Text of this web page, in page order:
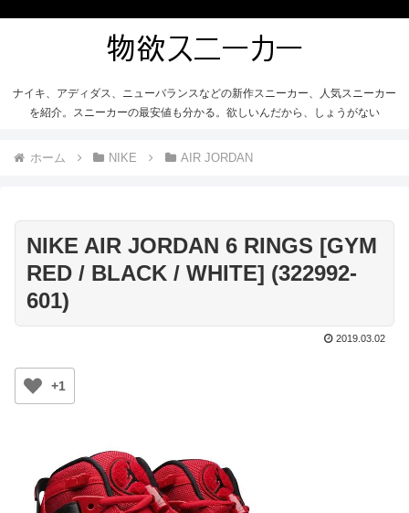
ナイキ、アディダス、ニューバランスなどの新作スニーカー、人気スニーカー
を紹介。スニーカーの最安値も分かる。欲しいんだから、しょうがない
ホーム NIKE AIR JORDAN
NIKE AIR JORDAN 6 RINGS [GYM
RED / BLACK / WHITE] (322992-
601)
2019.03.02
+1